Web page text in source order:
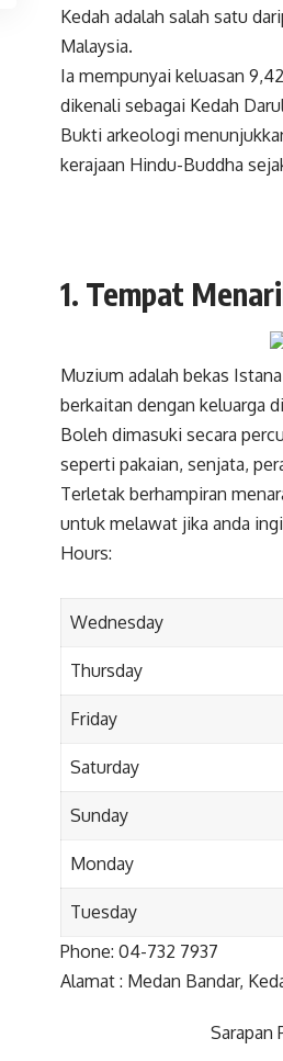
Kedah adalah salah satu
Malaysia.
Ia mempunyai keluasan
dikenali sebagai Kedah
Bukti arkeologi
kerajaan Hindu-Buddha
1. Tempat
Muzium adalah bekas
berkaitan dengan keluarga
Boleh dimasuki secara
seperti pakaian, senjata,
Terletak berhampiran
untuk melawat jika anda
Hours:
Wednesday
Thursday
Friday
Saturday
Sunday
Monday
Tuesday
Phone: 04-732 7937
Alamat : Medan Bandar,
Sarapan